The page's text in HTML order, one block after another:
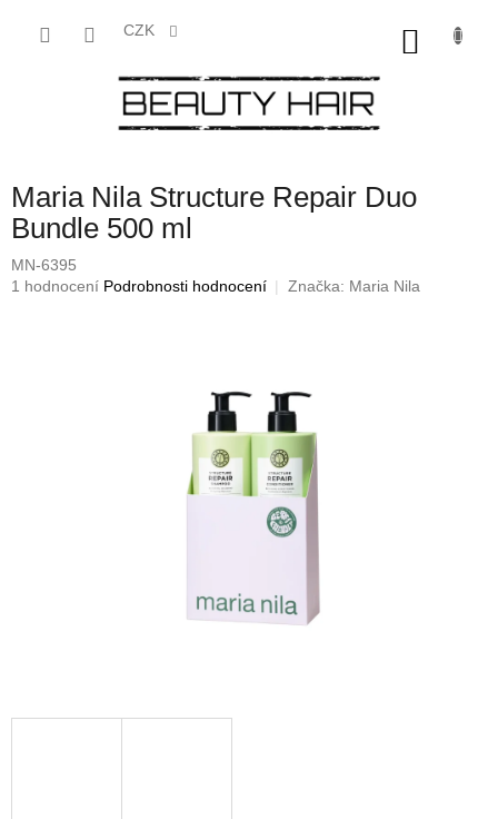
CZK
Maria Nila Structure Repair Duo
Bundle 500 ml
MN-6395
Průměrné
1 hodnocení Podrobnosti hodnocení Značka: Maria Nila